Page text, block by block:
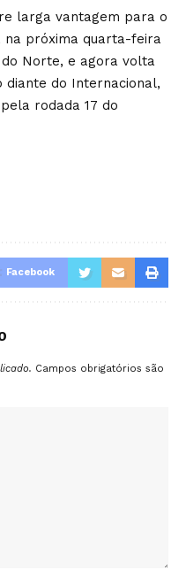
larga vantagem para o
na próxima quarta-feira
Norte, e agora volta
do Internacional,
rodada 17 do
Facebook
Campos obrigatórios são